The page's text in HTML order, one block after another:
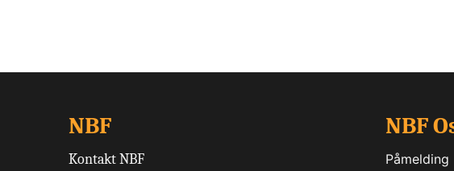
NBF
Kontakt NBF
NBF
Påmelding